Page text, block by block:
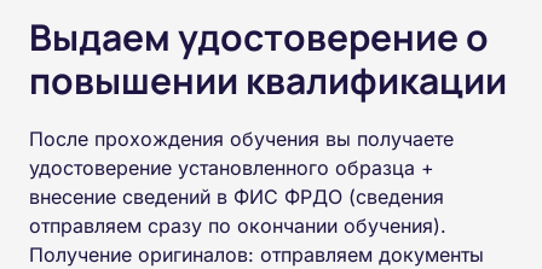
Выдаем удостоверение о
повышении квалификации
После прохождения обучения вы получаете
удостоверение установленного образца +
внесение сведений в ФИС ФРДО (сведения
отправляем сразу по окончании обучения).
Получение оригиналов: отправляем документы